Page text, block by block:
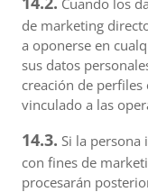
Cuando los
de marketing
a oponerse en
sus datos
creación de perfiles
vinculado a las
14.3. Si la persona
con fines de
procesarán